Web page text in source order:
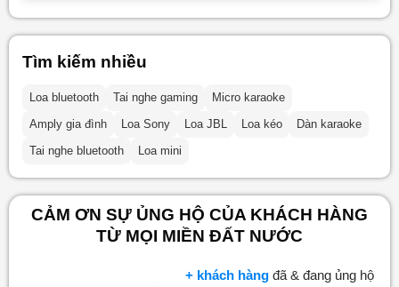
Tìm kiếm nhiều
Loa bluetooth Tai nghe gaming
Micro karaoke
Amply gia đình
Loa Sony Loa JBL Loa kéo
Dàn karaoke
Tai nghe bluetooth
Loa mini
CẢM ƠN SỰ ỦNG HỘ CỦA KHÁCH HÀNG
TỪ MỌI MIỀN ĐẤT NƯỚC
+ khách hàng đã & đang ủng hộ